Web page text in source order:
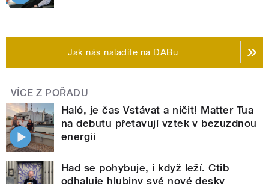
Jak nás naladíte na DABu
VÍCE Z POŘADU
Haló, je čas Vstávat a ničit! Matter Tua
na debutu přetavují vztek v bezuzdnou
energii
Had se pohybuje, i když leží. Ctib
odhaluje hlubiny své nové desky